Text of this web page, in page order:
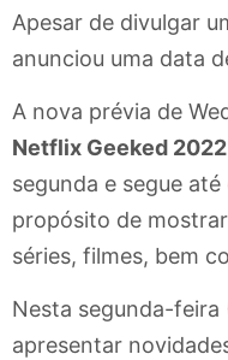
Apesar de divulgar
anunciou uma data
A nova prévia de
Netflix Geeked 2022
segunda e segue até
propósito de
séries, filmes, bem
Nesta segunda-
apresentar